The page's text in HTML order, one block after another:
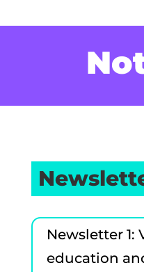
Newsletter 1:
education